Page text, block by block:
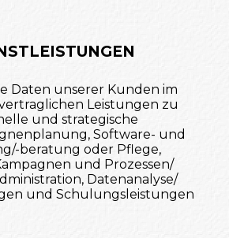
Daten unserer Kunden im
Leistungen zu
und strategische
Software- und
beratung oder Pflege,
und Prozessen/
Datenanalyse/
und Schulungsleistungen